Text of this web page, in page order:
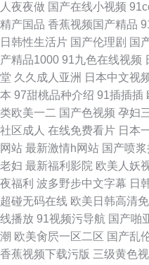
人夜夜做 国产在线小视频
精产国品 香蕉视频国产精品
日韩性生活片 国产伦理剧 国
产精品1000 91九色在线视频
堂 久久成人亚洲 日本中文视
本 97甜桃品种介绍 91插插插
类欧美一二 国产色视频 孕妇
社区成人 在线免费看片 日本
网站 最新激情h网站 国产喷
老妇 最新福利影院 欧美人妖
夜福利 波多野步中文字幕 日
超碰无码在线 欧美日韩高清
线播放 91视频污导航 国产啪
潮 欧美肏屄一区二区 国产乱
香蕉视频下载污版 三级黄色